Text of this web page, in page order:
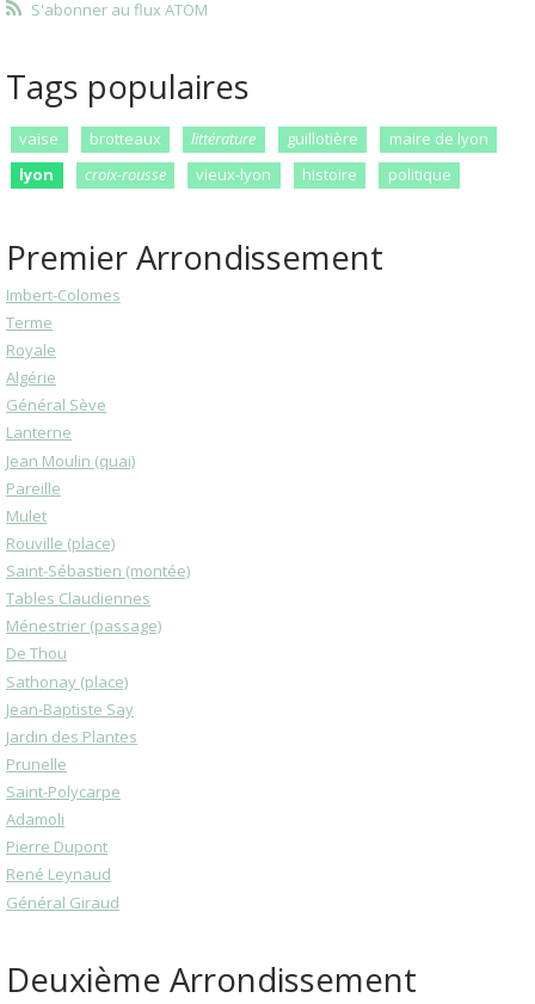
S'abonner au flux ATOM
Tags populaires
vaise brotteaux littérature guillotière
maire de lyon
lyon
croix-rousse vieux-lyon histoire politique
Premier Arrondissement
Imbert-Colomes
Terme
Royale
Algérie
Général Sève
Lanterne
Jean Moulin (quai)
Pareille
Mulet
Rouville (place)
Saint-Sébastien (montée)
Tables Claudiennes
Ménestrier (passage)
De Thou
Sathonay (place)
Jean-Baptiste Say
Jardin des Plantes
Prunelle
Saint-Polycarpe
Adamoli
Pierre Dupont
René Leynaud
Général Giraud
Deuxième Arrondissement